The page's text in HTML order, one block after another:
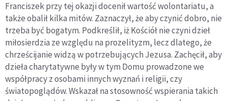
Franciszek przy tej okazji docenił wartość wolontariatu, a
także obalił kilka mitów. Zaznaczył, że aby czynić dobro, nie
trzeba być bogatym. Podkreślił, iż Kościół nie czyni dzieł
miłosierdzia ze względu na prozelityzm, lecz dlatego, że
chrześcijanie widzą w potrzebujących Jezusa. Zachęcił, aby
dzieła charytatywne były w tym Domu prowadzone we
współpracy z osobami innych wyznań i religii, czy
światopoglądów. Wskazał na stosowność wspierania takich